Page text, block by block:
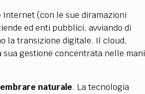
(con le sue diramazioni
ed enti pubblici, avviando di
la transizione digitale. Il cloud,
gestione concentrata nelle mani
naturale. La tecnologia